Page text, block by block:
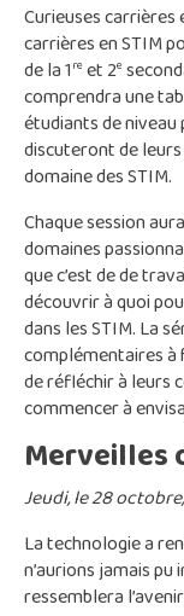
Curieuses carrières
carrières en STIM
de la 1re et 2e
comprendra une
étudiants de
discuteront de
domaine des STIM.
Chaque session
domaines
que c’est de de
découvrir à quoi
dans les STIM. La
complémentaires à
de réfléchir à leurs
commencer à
Merveilles
Jeudi, le 28
La technologie a
n’aurions jamais pu
ressemblera